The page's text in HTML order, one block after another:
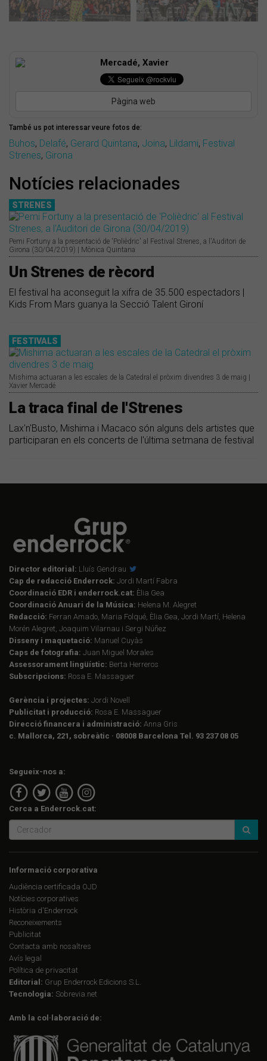
Mercadé, Xavier
Pàgina web
També us pot interessar veure fotos de:
Buhos, Delafé, Gerard Quintana, Joina, Lildami, Festival
Strenes, Girona
Notícies relacionades
STRENES
Pemi Fortuny a la presentació de 'Polièdric' al Festival Strenes, a l'Auditori de
Girona (30/04/2019) | Mònica Quintana
Un Strenes de rècord
El festival ha aconseguit la xifra de 35.500 espectadors |
Kids From Mars guanya la Secció Talent Gironí
FESTIVALS
Mishima actuaran a les escales de la Catedral el pròxim divendres 3 de maig |
Xavier Mercadé
La traca final de l'Strenes
Lax'n'Busto, Mishima i Macaco són alguns dels artistes que
participaran en els concerts de l'última setmana de festival
Director editorial: Lluís Gendrau
Cap de redacció Enderrock: Jordi Martí Fabra
Coordinació EDR i enderrock.cat: Èlia Gea
Coordinació Anuari de la Música: Helena M. Alegret
Redacció: Ferran Amado, Maria Folqué, Èlia Gea, Jordi Martí, Helena
Morén Alegret, Joaquim Vilarnau i Sergi Núñez
Disseny i maquetació: Manuel Cuyàs
Caps de fotografia: Juan Miguel Morales
Assessorament lingüístic: Berta Herreros
Subscripcions: Rosa E. Massaguer
Gerència i projectes: Jordi Novell
Publicitat i producció: Rosa E. Massaguer
Direcció financera i administració: Anna Gris
c. Mallorca, 221, sobreàtic · 08008 Barcelona Tel. 93 237 08 05
Segueix-nos a:
Cerca a Enderrock.cat:
Informació corporativa
Audiència certificada OJD
Notícies corporatives
Història d'Enderrock
Reconeixements
Publicitat
Contacta amb nosaltres
Avís legal
Política de privacitat
Editorial: Grup Enderrock Edicions S.L.
Tecnologia: Sobrevia.net
Amb la col·laboració de: